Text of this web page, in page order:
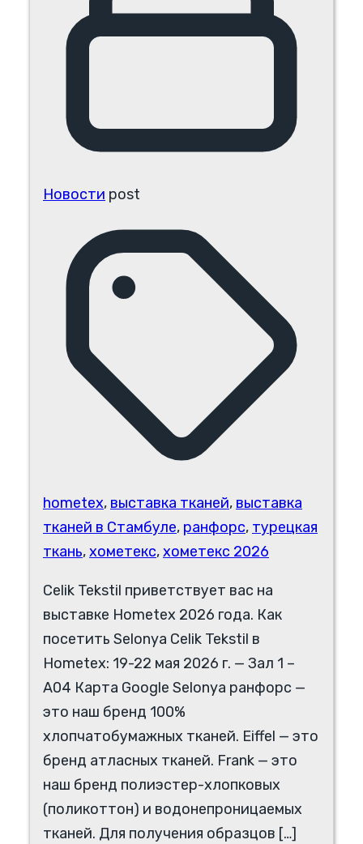
Новости post
hometex, выставка тканей, выставка
тканей в Стамбуле, ранфорс, турецкая
ткань,хометекс,хометекс 2026
Celik Tekstil приветствует вас на
выставке Hometex 2026 года. Как
посетить Selonya Celik Tekstil в
Hometex: 19-22 мая 2026 г. — Зал 1 –
A04 Карта Google Selonya ранфорс —
это наш бренд 100%
хлопчатобумажных тканей. Eiffel — это
бренд атласных тканей. Frank — это
наш бренд полиэстер-хлопковых
(поликоттон) и водонепроницаемых
тканей. Для получения образцов […]